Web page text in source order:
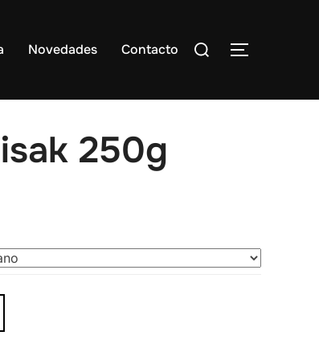
Novedades Contacto
Buscar:
250g